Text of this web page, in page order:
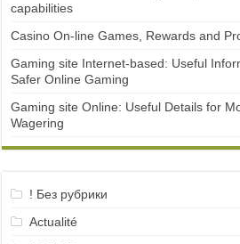
capabilities
Casino On-line Games, Rewards and
Gaming site Internet-based: Useful
Safer Online Gaming
Gaming site Online: Useful Details for
Wagering
! Без рубрики
Actualité